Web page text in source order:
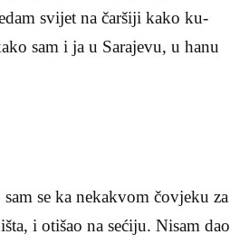
svijet na čaršiji kako ku­
sam i ja u Sarajevu, u ha­nu
se ka nekakvom čovje­ku za
i otišao na sećiju. Nisam dao